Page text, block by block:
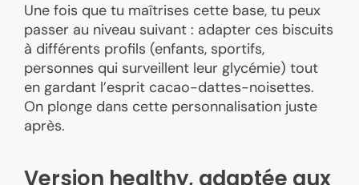
Une fois que tu maîtrises cette base, tu peux
passer au niveau suivant : adapter ces biscuits
à différents profils (enfants, sportifs,
personnes qui surveillent leur glycémie) tout
en gardant l’esprit cacao-dattes-noisettes.
On plonge dans cette personnalisation juste
après.
Version healthy, adaptée aux